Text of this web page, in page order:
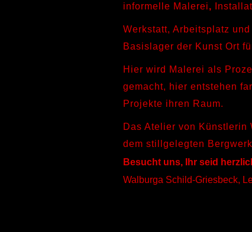
informelle Malerei,
Werkstatt, Arbeitsplatz
Basislager der Kunst Ort
Hier wird Malerei als
gemacht, hier entstehen
Projekte ihren Raum.
Das Atelier von Künstlerin
dem stillgelegten
Besucht uns, Ihr seid
Walburga Schild-Griesbeck,